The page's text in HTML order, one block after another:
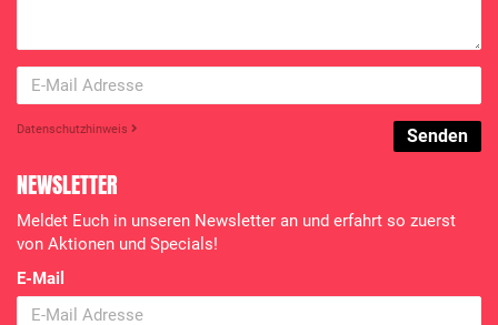
Datenschutzhinweis Senden
NEWSLETTER
Meldet Euch in unseren Newsletter an und erfahrt so zuerst
von Aktionen und Specials!
E-Mail